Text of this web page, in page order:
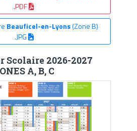
.PDF
Beauficel-en-Lyons(Zone B)
.JPG
Scolaire 2026-2027
A, B, C